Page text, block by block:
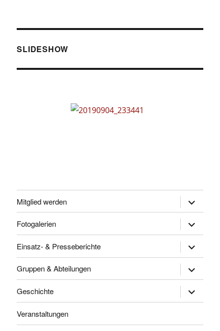
SLIDESHOW
Mitglied werden
öffnen
Fotogalerien
öffnen
Einsatz- & Presseberichte
öffnen
Gruppen & Abteilungen
öffnen
Geschichte
öffnen
Veranstaltungen